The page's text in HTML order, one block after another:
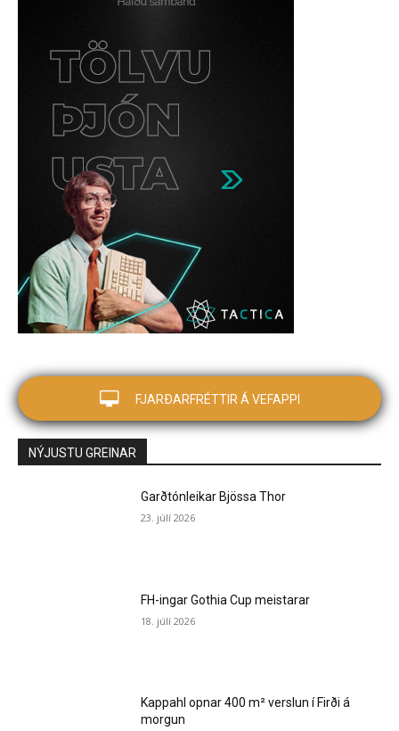
FJARÐARFRÉTTIR Á VEFAPPI
NÝJUSTU GREINAR
Garðtónleikar Bjössa Thor
23. júlí 2026
FH-ingar Gothia Cup meistarar
18. júlí 2026
Kappahl opnar 400 m² verslun í Firði á
morgun